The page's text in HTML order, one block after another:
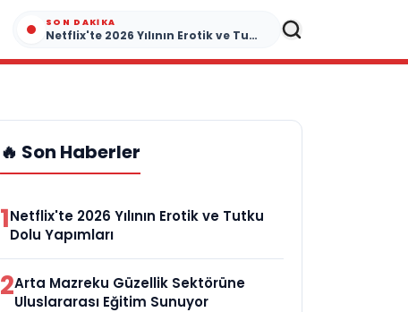
SON DAKIKA
Netflix'te 2026 Yılının Erotik ve Tutku Dolu Yapımları
🔥 Son Haberler
1Netflix'te 2026 Yılının Erotik ve Tutku
Dolu Yapımları
2Arta Mazreku Güzellik Sektörüne
Uluslararası Eğitim Sunuyor